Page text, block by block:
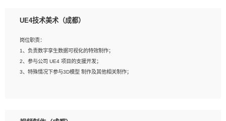
2、熟练掌握 Unity3D 程序开发，精通 C# 语言开发；
4、有良好的沟通能力和团队合作意识；
5、开发过 HoloLens 程序者优先。
UE4技术美术（成都）
岗位职责：
1、负责数字孪生数据可视化的特效制作；
2、参与公司 UE4 项目的支援开发；
3、特殊情况下参与3D模型 制作及其他相关制作；